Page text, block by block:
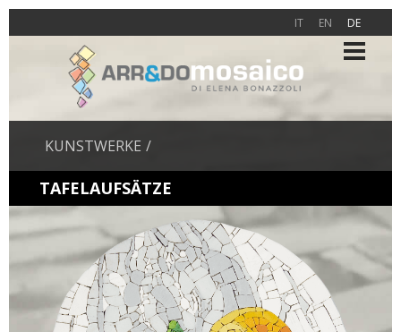
IT EN DE
KUNSTWERKE
TAFELAUFSÄTZE